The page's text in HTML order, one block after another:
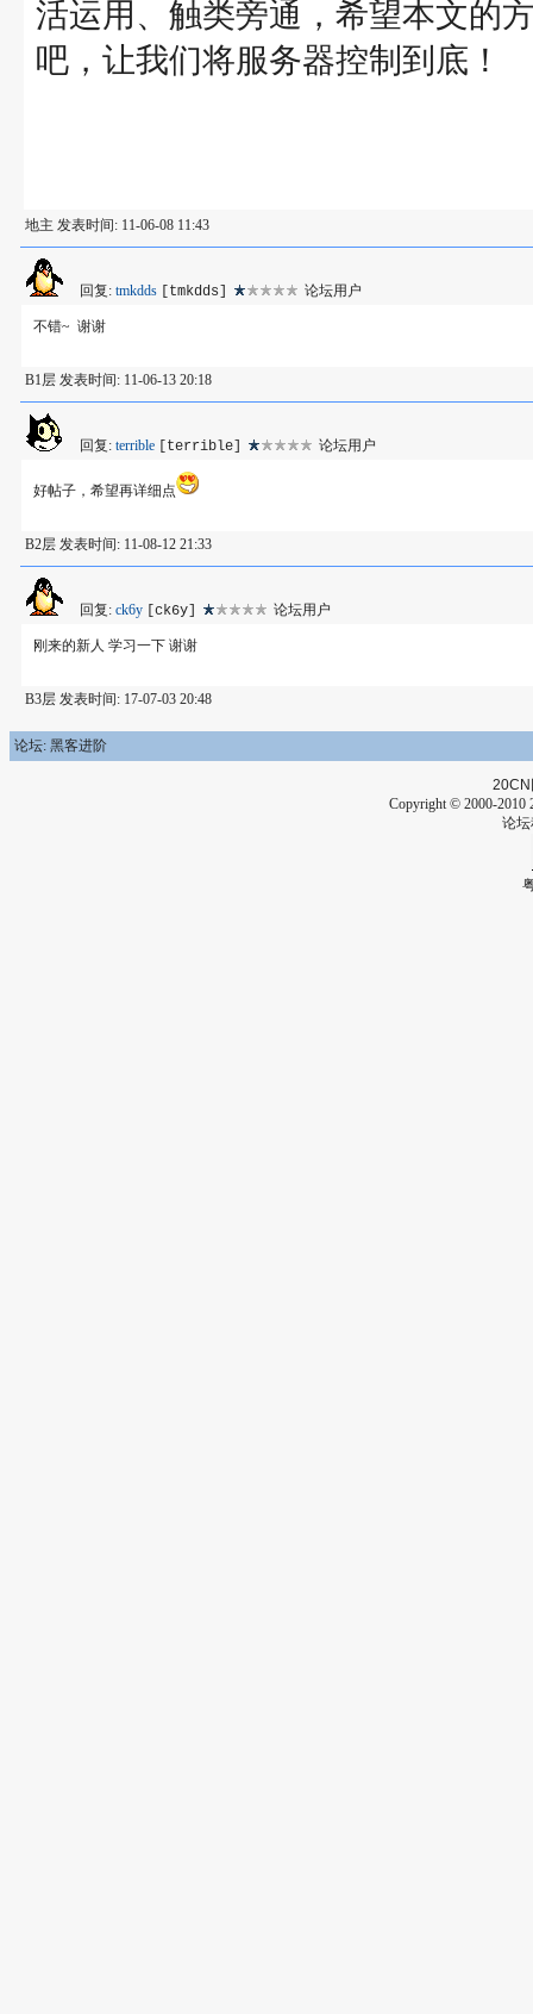
活运用、触类旁通，希望本文的
吧，让我们将服务器控制到底！
地主 发表时间: 11-06-08 11:43
回复: tmkdds [tmkdds] 论坛用户
不错~ 谢谢
B1层 发表时间: 11-06-13 20:18
回复: terrible [terrible] 论坛用户
好帖子，希望再详细点
B2层 发表时间: 11-08-12 21:33
回复: ck6y [ck6y] 论坛用户
刚来的新人 学习一下 谢谢
B3层 发表时间: 17-07-03 20:48
论坛: 黑客进阶
20CN
Copyright © 2000-2010
论